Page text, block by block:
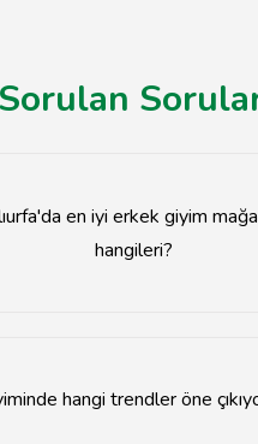
Sorulan
en iyi erkek giyim
hangileri?
hangi trendler öne